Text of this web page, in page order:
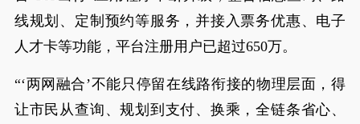
线规划、定制预约等服务，并接入票务优惠、电子
人才卡等功能，平台注册用户已超过650万。
“‘两网融合’不能只停留在线路衔接的物理层面，得
让市民从查询、规划到支付、换乘，全链条省心、